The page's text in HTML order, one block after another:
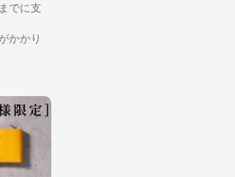
でに支
かかり